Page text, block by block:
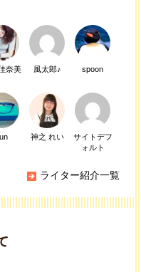
奈美 風太郎♪ spoon
神之 れい
サイトデフ
ォルト
ライター紹介一覧